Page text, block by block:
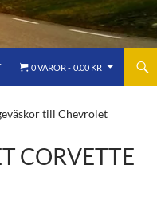
0 VAROR 0.00 KR
till Chevrolet
CORVETTE